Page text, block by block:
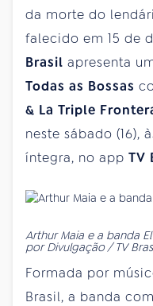
da morte do
falecido em 15 de
Brasil apresenta
Todas as Bossas
& La Triple
neste sábado (16),
íntegra, no app TV
Arthur Maia e a banda
por Divulgação / TV
Formada por
Brasil, a banda